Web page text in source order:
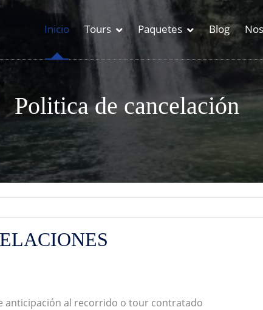
Inicio Tours Paquetes Blog
Politica de cancelación
anticipación al recorrido o tour contratado